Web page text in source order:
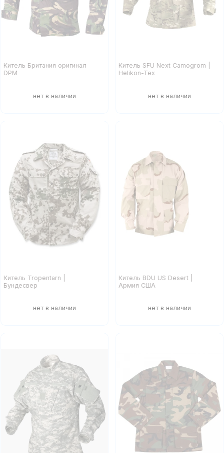
Китель Британия оригинал
DPM
Китель SFU Next Camogrom |
Helikon-Tex
Китель Tropentarn |
Бундесвер
Китель BDU US Desert |
Армия США